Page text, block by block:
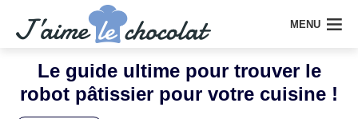
MENU
Le guide ultime pour trouver le
robot pâtissier pour votre cuisine !